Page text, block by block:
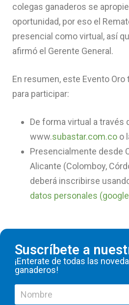
colegas ganaderos se
oportunidad, por eso el
presencial como virtual, así
afirmó el Gerente General.
En resumen, este Evento
para participar:
De forma virtual a través
www.subastar.com.co o
Presencialmente desde
Alicante (Colomboy,
deberá inscribirse
datos personales
Suscríbete a
¡Enterate de todas las
ganaderos!